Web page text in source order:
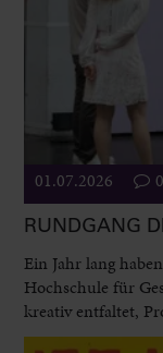
01.07.2026 0
RUNDGANG
Ein Jahr lang
Hochschule für
kreativ entfaltet,